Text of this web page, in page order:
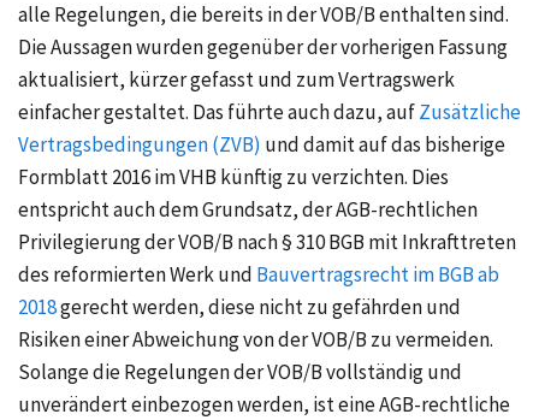
alle Regelungen, die bereits in der VOB/B enthalten sind.
Die Aussagen wurden gegenüber der vorherigen Fassung
aktualisiert, kürzer gefasst und zum Vertragswerk
einfacher gestaltet. Das führte auch dazu, aufZusätzliche
Vertragsbedingungen (ZVB) und damit auf das bisherige
Formblatt 2016 im VHB künftig zu verzichten. Dies
entspricht auch dem Grundsatz, der AGB-rechtlichen
Privilegierung der VOB/B nach§ 310 BGB mit Inkrafttreten
des reformierten Werk und Bauvertragsrecht im BGB ab
2018gerecht werden, diese nicht zu gefährden und
Risiken einer Abweichung von der VOB/B zu vermeiden.
Solange die Regelungen der VOB/B vollständig und
unverändert einbezogen werden, ist eine AGB-rechtliche